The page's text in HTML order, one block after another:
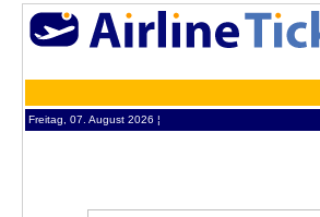
Freitag, 07. August 2026 ¦